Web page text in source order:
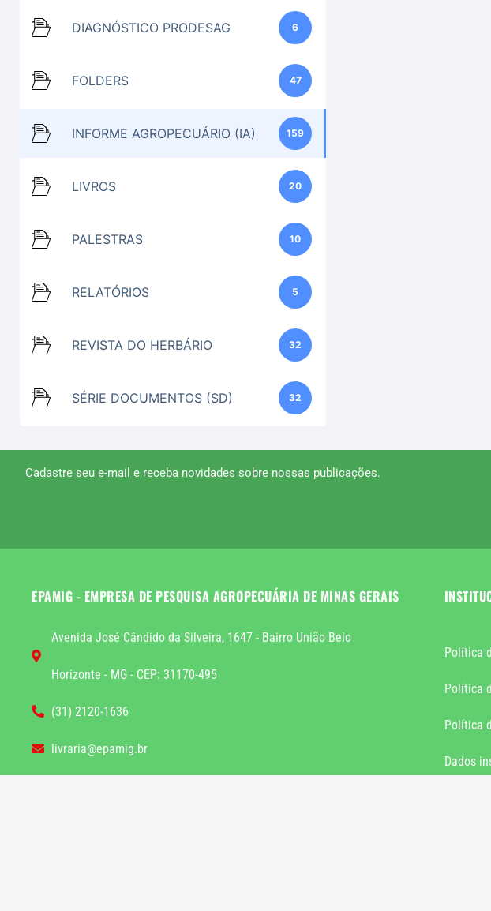
DIAGNÓSTICO PRODESAG 6
FOLDERS 47
INFORME AGROPECUÁRIO (IA) 159
LIVROS 20
PALESTRAS 10
RELATÓRIOS 5
REVISTA DO HERBÁRIO 32
SÉRIE DOCUMENTOS (SD) 32
Cadastre seu e-mail e receba novidades sobre nossas publicações.
EPAMIG - EMPRESA DE PESQUISA AGROPECUÁRIA DE MINAS GERAIS
Avenida José Cândido da Silveira, 1647 - Bairro União Belo
Horizonte - MG - CEP: 31170-495
(31) 2120-1636
livraria@epamig.br
Política
Política
Política
Dados